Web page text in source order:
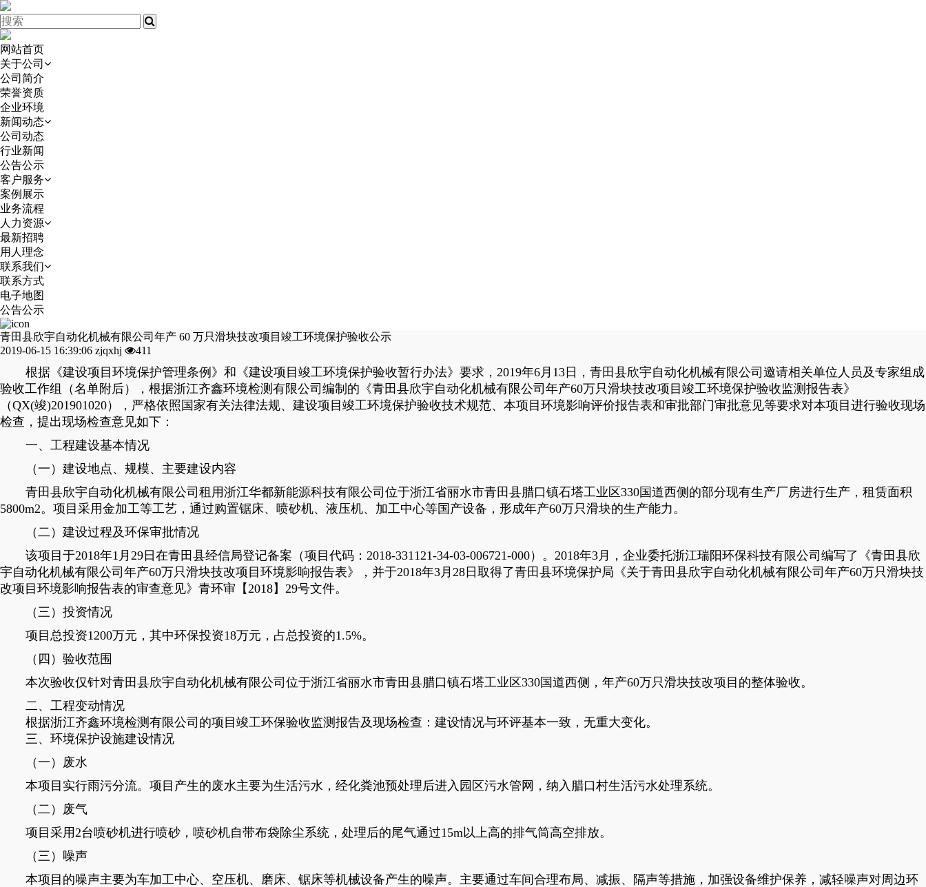
网站首页
关于公司
公司简介
荣誉资质
企业环境
新闻动态
公司动态
行业新闻
公告公示
客户服务
案例展示
业务流程
人力资源
最新招聘
用人理念
联系我们
联系方式
电子地图
公告公示
青田县欣宇自动化机械有限公司年产 60 万只滑块技改项目竣工环境保护验收公示
2019-06-15 16:39:06 zjqxhj 411
根据《建设项目环境保护管理条例》和《建设项目竣工环境保护验收暂行办法》要求， 2019年6月13日，青田县欣宇自动化机械有限公司邀请相关单位人员及专家组成
验收工作组（名单附后），根据浙江齐鑫环境检测有限公司编制的《青田县欣宇自动化机械有限公司年产60万只滑块技改项目竣工环境保护验收监测报告表》
（QX(竣)201901020），严格依照国家有关法律法规、建设项目竣工环境保护验收技术规范、本项目环境影响评价报告表和审批部门审批意见等要求对本项目进行验收现场
检查，提出现场检查意见如下：
一、工程建设基本情况
（一）建设地点、规模、主要建设内容
青田县欣宇自动化机械有限公司租用浙江华都新能源科技有限公司位于浙江省丽水市青田县腊口镇石塔工业区330国道西侧的部分现有生产厂房进行生产，租赁面积
5800m2。项目采用金加工等工艺，通过购置锯床、喷砂机、液压机、加工中心等国产设备，形成年产60万只滑块的生产能力。
（二）建设过程及环保审批情况
该项目于2018年1月29日在青田县经信局登记备案（项目代码：2018-331121-34-03-006721-000）。2018年3月，企业委托浙江瑞阳环保科技有限公司编写了《青田县欣
宇自动化机械有限公司年产60万只滑块技改项目环境影响报告表》，并于2018年3月28日取得了青田县环境保护局《关于青田县欣宇自动化机械有限公司年产60万只滑块技
改项目环境影响报告表的审查意见》青环审【2018】29号文件。
（三）投资情况
项目总投资1200万元，其中环保投资18万元，占总投资的1.5%。
（四）验收范围
本次验收仅针对青田县欣宇自动化机械有限公司位于浙江省丽水市青田县腊口镇石塔工业区330国道西侧，年产60万只滑块技改项目的整体验收。
二、工程变动情况
根据浙江齐鑫环境检测有限公司的项目竣工环保验收监测报告及现场检查：建设情况与环评基本一致，无重大变化。
三、环境保护设施建设情况
（一）废水
本项目实行雨污分流。项目产生的废水主要为生活污水，经化粪池预处理后进入园区污水管网，纳入腊口村生活污水处理系统。
（二）废气
项目采用2台喷砂机进行喷砂，喷砂机自带布袋除尘系统，处理后的尾气通过15m以上高的排气筒高空排放。
（三）噪声
本项目的噪声主要为车加工中心、空压机、磨床、锯床等机械设备产生的噪声。主要通过车间合理布局、减振、隔声等措施，加强设备维护保养，减轻噪声对周边环